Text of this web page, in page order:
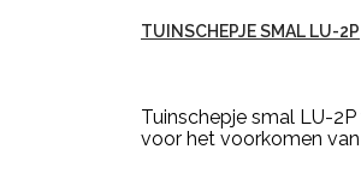
TUINSCHEPJE SMAL LU-2P
Tuinschepje smal LU-
voor het voorkomen